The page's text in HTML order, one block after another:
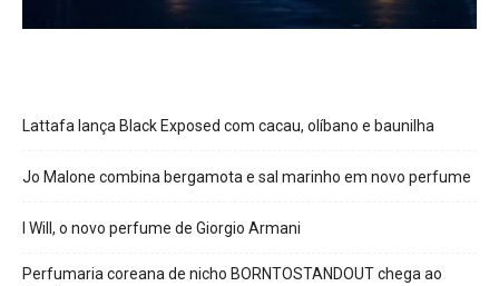
Lattafa lança Black Exposed com cacau, olíbano e baunilha
Jo Malone combina bergamota e sal marinho em novo perfume
I Will, o novo perfume de Giorgio Armani
Perfumaria coreana de nicho BORNTOSTANDOUT chega ao